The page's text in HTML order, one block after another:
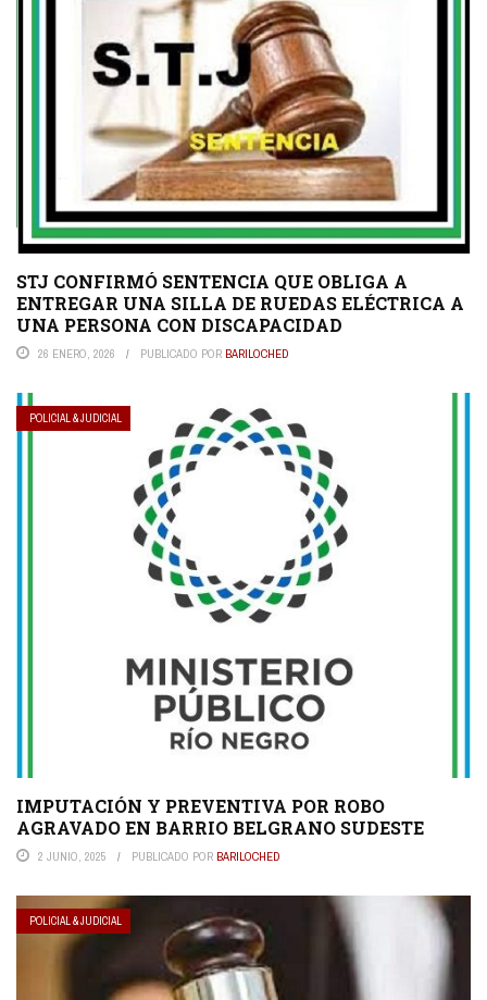
STJ CONFIRMÓ SENTENCIA QUE OBLIGA A
ENTREGAR UNA SILLA DE RUEDAS ELÉCTRICA A
UNA PERSONA CON DISCAPACIDAD
26 ENERO, 2026 PUBLICADO POR BARILOCHED
POLICIAL & JUDICIAL
IMPUTACIÓN Y PREVENTIVA POR ROBO
AGRAVADO EN BARRIO BELGRANO SUDESTE
2 JUNIO, 2025 PUBLICADO POR BARILOCHED
POLICIAL & JUDICIAL